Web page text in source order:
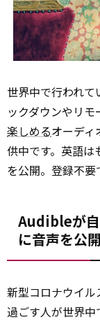
世界中で行われ
ックダウンやリ
楽しめるオーデ
供中です。英語
を公開。登録不要
Audibleが自
に音声を公開
新型コロナウイル
過ごす人が世界中